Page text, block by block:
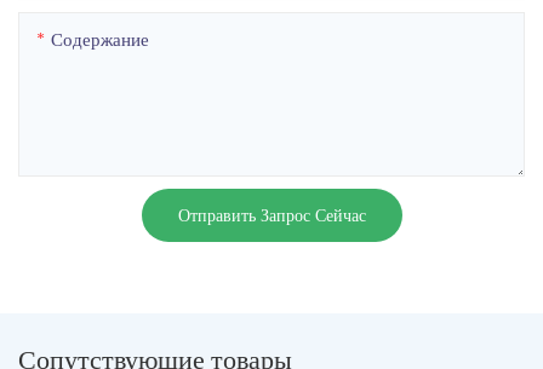
Содержание
Отправить Запрос Сейчас
Сопутствующие товары